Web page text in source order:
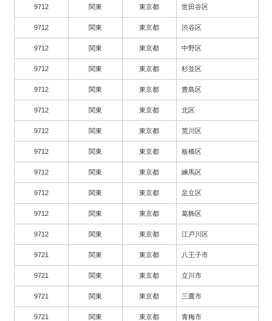
9712 関東 東京都 世田谷区
9712 関東 東京都 渋谷区
9712 関東 東京都 中野区
9712 関東 東京都 杉並区
9712 関東 東京都 豊島区
9712 関東 東京都 北区
9712 関東 東京都 荒川区
9712 関東 東京都 板橋区
9712 関東 東京都 練馬区
9712 関東 東京都 足立区
9712 関東 東京都 葛飾区
9712 関東 東京都 江戸川区
9721 関東 東京都 八王子市
9721 関東 東京都 立川市
9721 関東 東京都 三鷹市
9721 関東 東京都 青梅市